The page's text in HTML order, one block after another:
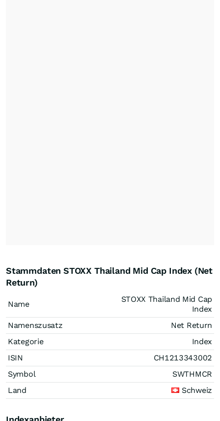
Stammdaten STOXX Thailand Mid Cap Index (Net
Return)
Name
STOXX Thailand Mid Cap
Index
Namenszusatz
Net Return
Kategorie
Index
ISIN
CH1213343002
Symbol
SWTHMCR
Land
Schweiz